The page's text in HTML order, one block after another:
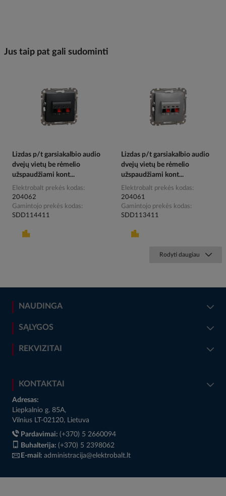
Jus taip pat gali sudominti
Lizdas p/t garsiakalbio audio
dvejų vietų be rėmelio
užspaudžiami kont...
Elektrobalt prekės kodas
204062
Gamintojo prekės kodas
SDD114411
Lizdas p/t garsiakalbio audio
dvejų vietų be rėmelio
užspaudžiami kont...
Elektrobalt prekės kodas
204061
Gamintojo prekės kodas
SDD113411
Rodyti daugiau
NAUDINGA
SĄLYGOS
REKVIZITAI
KONTAKTAI
Adresas:
Liepkalnio g. 85A,
Vilnius LT-02120, Lietuva
Pardavimai: (+370) 5 2660094
Buhalterija: (+370) 5 2398062
E-mail: administracija@elektrobalt.lt